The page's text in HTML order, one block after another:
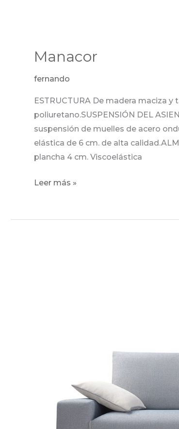
Manacor
fernando
ESTRUCTURA De madera maciza
poliuretano.SUSPENSIÓN DEL
suspensión de muelles de acero
elástica de 6 cm. de alta
plancha 4 cm. Viscoelástica
Leer más »